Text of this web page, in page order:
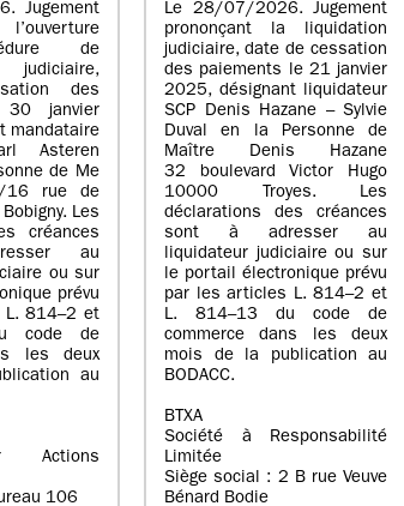
Jugement
de
judiciaire,
des
30 janvier
mandataire
Asteren
de Me
16 rue de
Les
créances
au
ou sur
prévu
L. 814–2 et
code de
les deux
au
Actions
106
Le 28/07/2026. Jugement
prononçant la liquidation
judiciaire, date de cessation
des paiements le 21 janvier
2025, désignant liquidateur
SCP Denis Hazane – Sylvie
Duval en la Personne de
Maître Denis Hazane
32 boulevard Victor Hugo
10000 Troyes. Les
déclarations des créances
sont à adresser au
liquidateur judiciaire ou sur
le portail électronique prévu
par les articles L. 814–2 et
L. 814–13 du code de
commerce dans les deux
mois de la publication au
BODACC.
BTXA
Société à Responsabilité
Limitée
Siège social : 2 B rue Veuve
Bénard Bodie